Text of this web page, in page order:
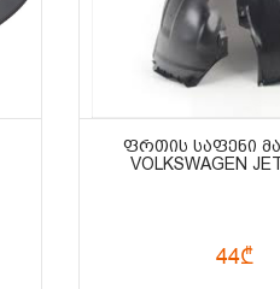
ᲤᲠᲗᲘᲡ ᲡᲐᲤᲔᲜᲘ
VOLKSWAGEN
44₾